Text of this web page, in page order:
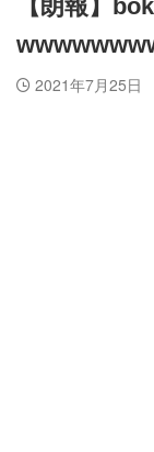
【朗報】
2021年7月25日